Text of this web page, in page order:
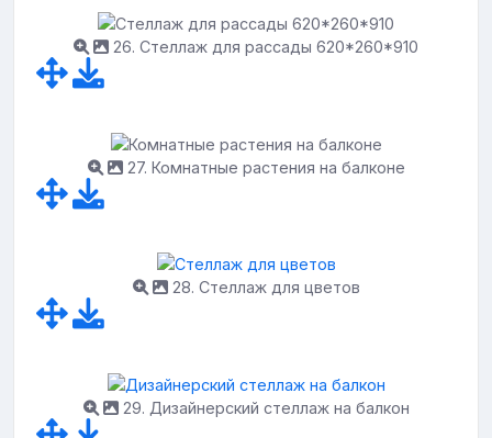
26. Стеллаж для рассады 620*260*910
27. Комнатные растения на балконе
28. Стеллаж для цветов
29. Дизайнерский стеллаж на балкон